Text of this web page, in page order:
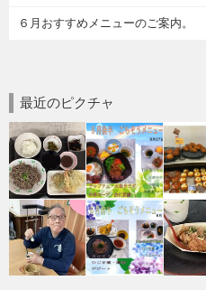
６月おすすめメニューのご案内。
最近のピクチャ